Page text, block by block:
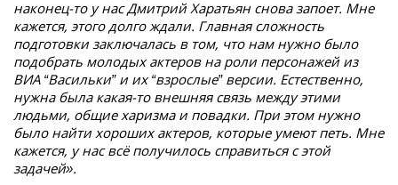
наконец-то у нас Дмитрий Харатьян снова запоет. Мне
кажется, этого долго ждали. Главная сложность
подготовки заключалась в том, что нам нужно было
подобрать молодых актеров на роли персонажей из
ВИА “Васильки” и их “взрослые” версии. Естественно,
нужна была какая-то внешняя связь между этими
людьми, общие харизма и повадки. При этом нужно
было найти хороших актеров, которые умеют петь. Мне
кажется, у нас всё получилось справиться с этой
задачей».